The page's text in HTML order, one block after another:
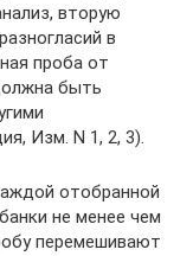
вторую
в
проба от
быть
Изм. N 1, 2, 3).
отобранной
не менее чем
перемешивают